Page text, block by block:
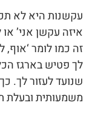
עקשנות היא לא
איזה עקשן אני’
זה כמו לומר
לך פטיש בארגז
שנועד לעזור לך.
משמעותית ובעלת